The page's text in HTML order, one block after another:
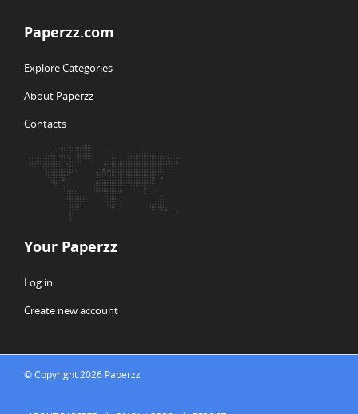
Paperzz.com
Explore Categories
About Paperzz
Contacts
Your Paperzz
Log in
Create new account
© Copyright 2026 Paperzz